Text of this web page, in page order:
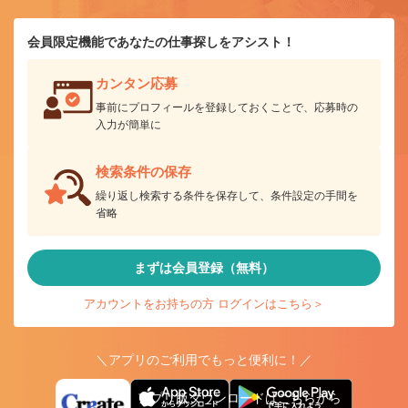
会員限定機能であなたの仕事探しをアシスト！
カンタン応募
事前にプロフィールを登録しておくことで、応募時の
入力が簡単に
検索条件の保存
繰り返し検索する条件を保存して、条件設定の手間を
省略
まずは会員登録（無料）
アカウントをお持ちの方 ログインはこちら＞
＼アプリのご利用でもっと便利に！／
アプリ版ダウンロードはこちらから